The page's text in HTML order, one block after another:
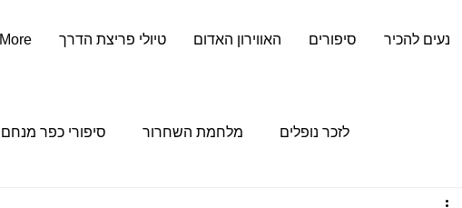
נעים להכיר סיפורים האווירון האדום טיולי פריצת הדרך More
סיפורי כפר מנחם מלחמת השחרור לזכר נופלים